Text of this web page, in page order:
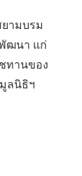
ามบรม
ฒนา แก่
ทานของ
ลนิธิฯ